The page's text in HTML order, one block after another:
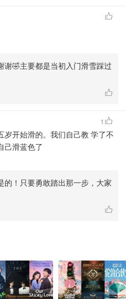
源:视觉中国
合初学者。容易掌握平衡，学
板炫酷，后期花样不是很多。
要快速掌握滑雪的人群。
谢🤣主要都是当初入门滑雪踩过
岁开始滑的。我们自己教 学了不
己滑蓝色了
1
的！只要勇敢踏出那一步，大家